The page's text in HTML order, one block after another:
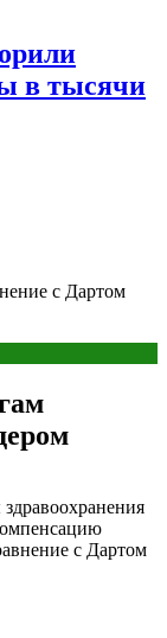
в тысячи
с Дартом
с Дартом